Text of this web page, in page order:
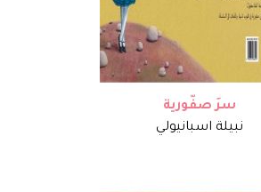
سرَ صفّورية
نبيلة اسبانيولي